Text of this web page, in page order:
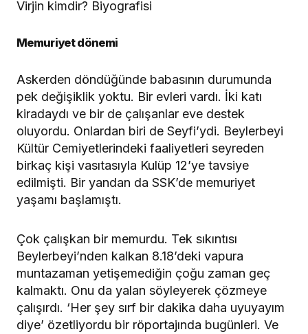
Memuriyet dönemi
Askerden döndüğünde babasının durumunda
pek değişiklik yoktu. Bir evleri vardı. İki katı
kiradaydı ve bir de çalışanlar eve destek
oluyordu. Onlardan biri de Seyfi’ydi. Beylerbeyi
Kültür Cemiyetlerindeki faaliyetleri seyreden
birkaç kişi vasıtasıyla Kulüp 12’ye tavsiye
edilmişti. Bir yandan da SSK’de memuriyet
yaşamı başlamıştı.
Çok çalışkan bir memurdu. Tek sıkıntısı
Beylerbeyi’nden kalkan 8.18’deki vapura
muntazaman yetişemediğin çoğu zaman geç
kalmaktı. Onu da yalan söyleyerek çözmeye
çalışırdı. ‘Her şey sırf bir dakika daha uyuyayım
diye’ özetliyordu bir röportajında bugünleri. Ve